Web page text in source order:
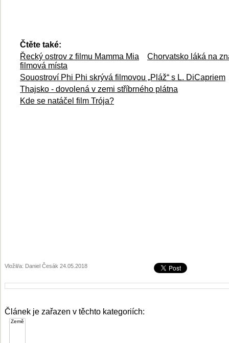
Čtěte také:
Řecký ostrov z filmu Mamma Mia
Chorvatsko láká na
filmová místa
Souostroví Phi Phi skrývá filmovou „Pláž“ s L. DiCapriem
Thajsko - dovolená v zemi stříbrného plátna
Kde se natáčel film Trója?
Vložil/a: Daniel Česák 24.05.2018
Článek je zařazen v těchto kategoriích: